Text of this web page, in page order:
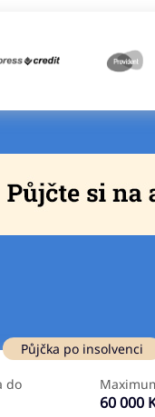
zdarma
Půjčka po insolvenci
do
60 000